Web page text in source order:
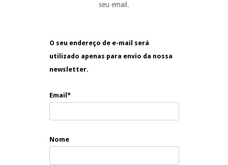
seu email.
O seu endereço de e-mail será
utilizado apenas para envio da nossa
newsletter.
Email*
Nome